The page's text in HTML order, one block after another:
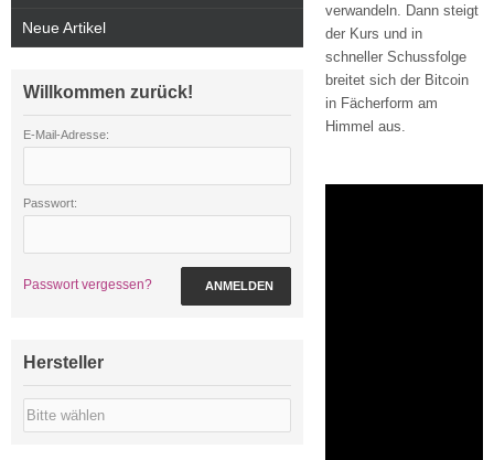
verwandeln. Dann steigt
der Kurs und in
schneller Schussfolge
breitet sich der Bitcoin
in Fächerform am
Himmel aus.
Neue Artikel
Willkommen zurück!
E-Mail-Adresse:
Passwort:
Passwort vergessen? ANMELDEN
Hersteller